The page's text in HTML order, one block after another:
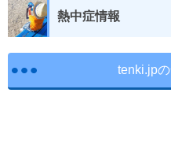
熱中症情報
tenki.jp